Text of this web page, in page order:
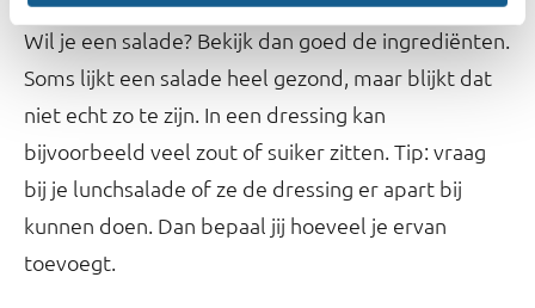
Wil je een salade? Bekijk dan goed de ingrediënten.
Soms lijkt een salade heel gezond, maar blijkt dat
niet echt zo te zijn. In een dressing kan
bijvoorbeeld veel zout of suiker zitten. Tip: vraag
bij je lunchsalade of ze de dressing er apart bij
kunnen doen. Dan bepaal jij hoeveel je ervan
toevoegt.